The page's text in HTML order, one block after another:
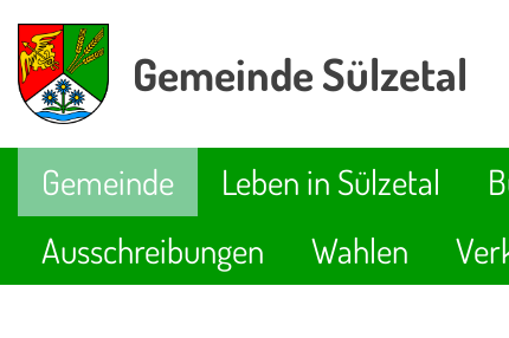
Gemeinde Sülzetal
Gemeinde Leben in Sülzetal
Ausschreibungen
Wahlen